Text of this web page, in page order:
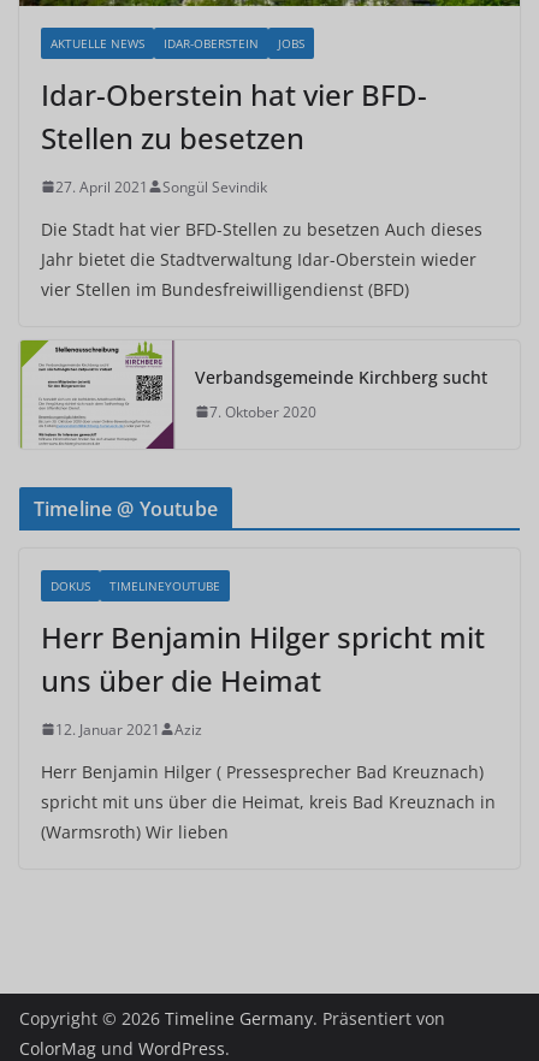
AKTUELLE NEWS IDAR-OBERSTEIN JOBS
Idar-Oberstein hat vier BFD-
Stellen zu besetzen
27. April 2021 Songül Sevindik
Die Stadt hat vier BFD-Stellen zu besetzen Auch dieses
Jahr bietet die Stadtverwaltung Idar-Oberstein wieder
vier Stellen im Bundesfreiwilligendienst (BFD)
Verbandsgemeinde Kirchberg sucht
7. Oktober 2020
Timeline @ Youtube
DOKUS TIMELINEYOUTUBE
Herr Benjamin Hilger spricht mit
uns über die Heimat
12. Januar 2021 Aziz
Herr Benjamin Hilger ( Pressesprecher Bad Kreuznach)
spricht mit uns über die Heimat, kreis Bad Kreuznach in
(Warmsroth) Wir lieben
Copyright © 2026 Timeline Germany. Präsentiert von
ColorMag und WordPress.